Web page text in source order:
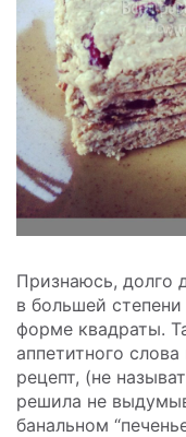
Признаюсь, долго
в большей
форме квадраты.
аппетитного
рецепт, (не
решила не
банальном